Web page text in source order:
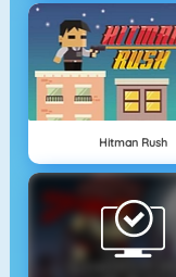
Hitman Rush